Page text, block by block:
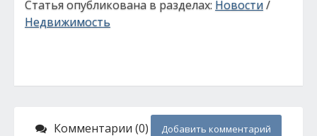
Статья опубликована в разделах: Новости/
Недвижимость
Комментарии (0) Добавить комментарий